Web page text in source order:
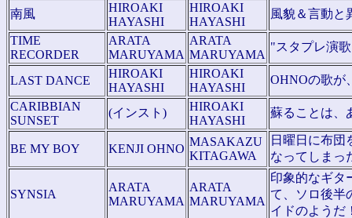
南風
HIROAKI
HAYASHI
HIROAKI
HAYASHI
風貌＆言動と
TIME
RECORDER
ARATA
MARUYAMA
ARATA
MARUYAMA
"スタプレ演
LAST DANCE
HIROAKI
HAYASHI
HIROAKI
HAYASHI
OHNOの歌が
CARIBBIAN
SUNSET
(インスト)
HIROAKI
HAYASHI
蘇ることは、
BE MY BOY KENJI OHNO
MASAKAZU
KITAGAWA
日曜日に布団
なってしまっ
SYNSIA
ARATA
MARUYAMA
ARATA
MARUYAMA
印象的なギタ
て、ソロ後半
イドのようだ